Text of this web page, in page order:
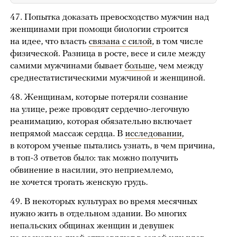
47. Попытка доказать превосходство мужчин над
женщинами при помощи биологии строится
на идее, что власть связана с силой, в том числе
физической. Разница в росте, весе и силе между
самими мужчинами бывает больше, чем между
среднестатистическими мужчиной и женщиной.
48. Женщинам, которые потеряли сознание
на улице, реже проводят сердечно-легочную
реанимацию, которая обязательно включает
непрямой массаж сердца. В исследовании,
в котором ученые пытались узнать, в чем причина,
в топ-3 ответов было: так можно получить
обвинение в насилии, это неприемлемо,
не хочется трогать женскую грудь.
49. В некоторых культурах во время месячных
нужно жить в отдельном здании. Во многих
непальских общинах женщин и девушек